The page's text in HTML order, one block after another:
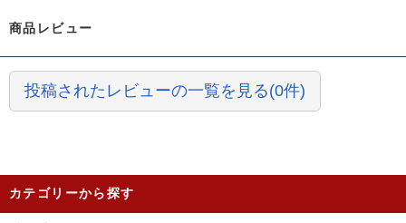
商品レビュー
投稿されたレビューの一覧を見る(0件)
カテゴリーから探す